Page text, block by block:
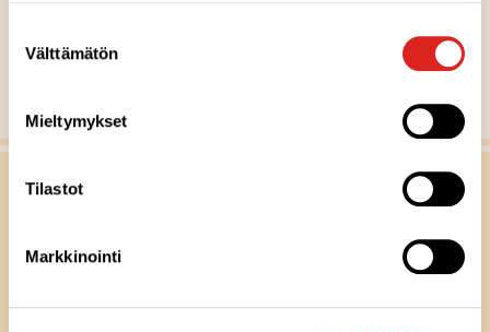
valinta
Välttämätön
Mieltymykset
Tilastot
Markkinointi
r